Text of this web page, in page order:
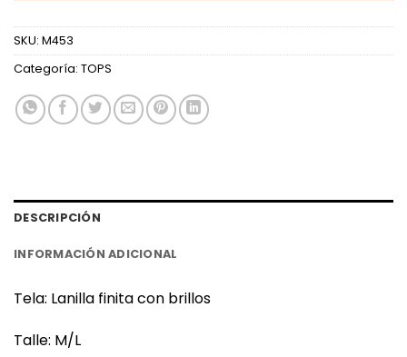
SKU: M453
Categoría: TOPS
DESCRIPCIÓN
INFORMACIÓN ADICIONAL
Tela: Lanilla finita con brillos
Talle: M/L